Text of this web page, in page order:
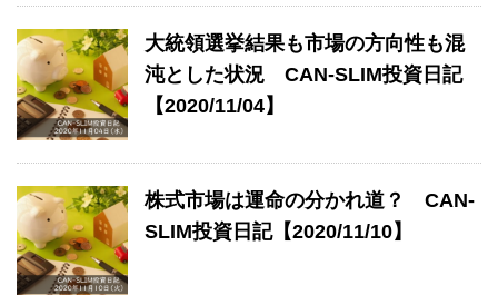
大統領選挙結果も市場の方向性も混
沌とした状況 CAN-SLIM投資日記
【2020/11/04】
株式市場は運命の分かれ道？ CAN-
SLIM投資日記【2020/11/10】